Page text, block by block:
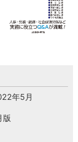
年5月
版